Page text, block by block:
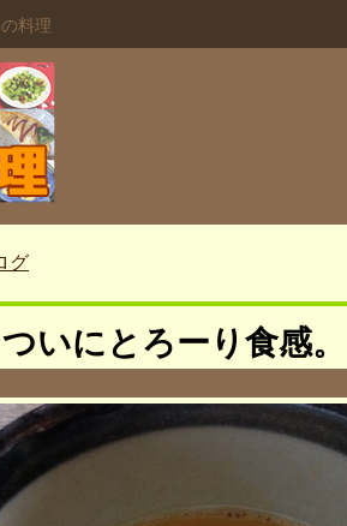
料理
グ
いにとろーり食感。